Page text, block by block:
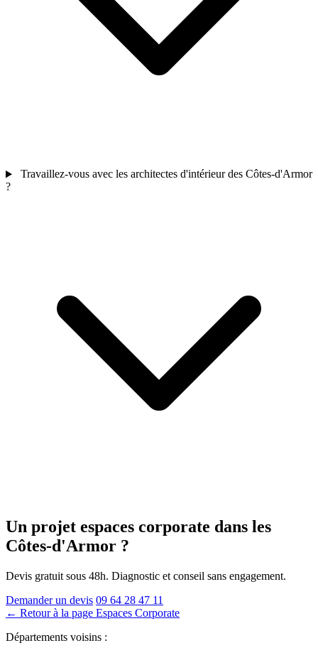
Travaillez-vous avec les architectes d'intérieur des Côtes-d'Armor
?
Un projet espaces corporate dans les
Côtes-d'Armor ?
Devis gratuit sous 48h. Diagnostic et conseil sans engagement.
Demander un devis 09 64 28 47 11
← Retour à la page Espaces Corporate
Départements voisins :